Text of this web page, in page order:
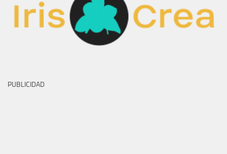
PUBLICIDAD